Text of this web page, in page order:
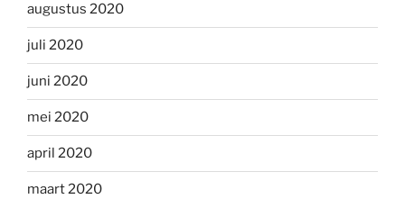
augustus 2020
juli 2020
juni 2020
mei 2020
april 2020
maart 2020